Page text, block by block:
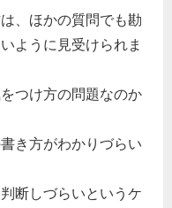
、ほかの質問でも勘
ように見受けられま
つけ方の問題なのか
き方がわかりづらい
断しづらいというケ